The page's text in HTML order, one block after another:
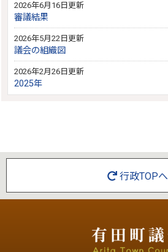
2026年6月16日更新
審議結果
2026年5月22日更新
議会の組織図
2026年2月26日更新
2025年
行政TOPへ